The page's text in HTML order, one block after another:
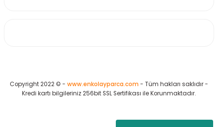
Copyright 2022 © - www.enkolayparca.com - Tüm hakları saklıdır -
Kredi kartı bilgileriniz 256bit SSL Sertifikası ile Korunmaktadır.